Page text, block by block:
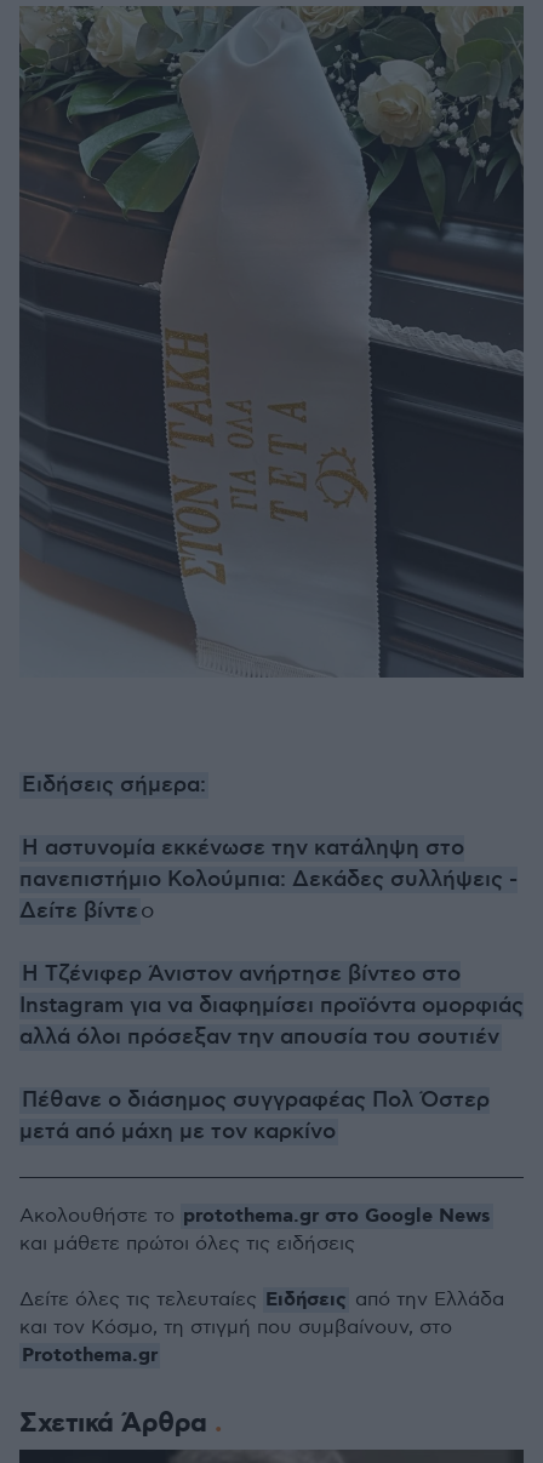
Ειδήσεις σήμερα:
Η αστυνομία εκκένωσε την κατάληψη στο
πανεπιστήμιο Κολούμπια: Δεκάδες συλλήψεις -
Δείτε βίντεο
Η Τζένιφερ Άνιστον ανήρτησε βίντεο στο
Instagram για να διαφημίσει προϊόντα ομορφιάς
αλλά όλοι πρόσεξαν την απουσία του σουτιέν
Πέθανε ο διάσημος συγγραφέας Πολ Όστερ
μετά από μάχη με τον καρκίνο
Σχετικά Άρθρα
Ακολουθήστε το protothema.gr στο Google News
και μάθετε πρώτοι όλες τις ειδήσεις
Δείτε όλες τις τελευταίες Ειδήσεις από την Ελλάδα
και τον Κόσμο, τη στιγμή που συμβαίνουν, στο
Protothema.gr